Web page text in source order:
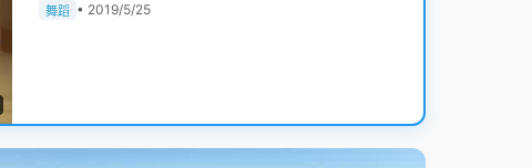
舞蹈 • 2019/5/25